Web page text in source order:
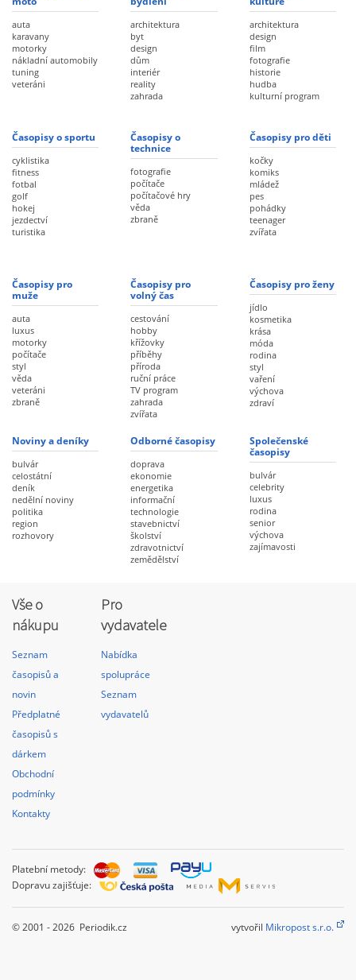
auta
karavany
motorky
nákladní automobily
tuning
veteráni
architektura
byt
design
dům
interiér
reality
zahrada
architektura
design
film
fotografie
historie
hudba
kulturní program
Časopisy o sportu
cyklistika
fitness
fotbal
golf
hokej
jezdectví
turistika
Časopisy o
technice
fotografie
počítače
počítačové hry
věda
zbraně
Časopisy pro děti
kočky
komiks
mládež
pes
pohádky
teenager
zvířata
Časopisy pro
muže
auta
luxus
motorky
počítače
styl
věda
veteráni
zbraně
Časopisy pro
volný čas
cestování
hobby
křížovky
příběhy
příroda
ruční práce
TV program
zahrada
zvířata
Časopisy pro ženy
jídlo
kosmetika
krása
móda
rodina
styl
vaření
výchova
zdraví
Noviny a deníky
bulvár
celostátní
deník
nedělní noviny
politika
region
rozhovory
Odborné časopisy
doprava
ekonomie
energetika
informační
technologie
stavebnictví
školství
zdravotnictví
zemědělství
Společenské
časopisy
bulvár
celebrity
luxus
rodina
senior
výchova
zajímavosti
Vše o
nákupu
Seznam
časopisů a
novin
Předplatné
časopisů s
dárkem
Obchodní
podmínky
Kontakty
Pro
vydavatele
Nabídka
spolupráce
Seznam
vydavatelů
Platební metody:
Dopravu zajišťuje:
© 2001 - 2026 Periodik.cz vytvořil Mikropost s.r.o.